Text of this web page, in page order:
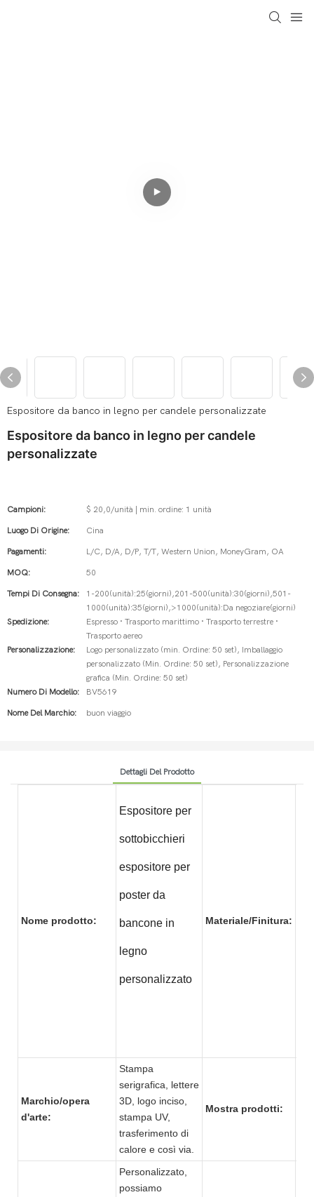
Espositore da banco in legno per candele personalizzate
Espositore da banco in legno per candele
personalizzate
Campioni: $ 20,0/unità | min. ordine: 1 unità
Luogo Di Origine: Cina
Pagamenti: L/C, D/A, D/P, T/T, Western Union, MoneyGram, OA
MOQ: 50
Tempi Di Consegna:
1-200(unità):25(giorni),201-500(unità):30(giorni),501-
1000(unità):35(giorni),>1000(unità):Da negoziare(giorni)
Spedizione:
Espresso · Trasporto marittimo · Trasporto terrestre ·
Trasporto aereo
Personalizzazione:
Logo personalizzato (min. Ordine: 50 set), Imballaggio
personalizzato (Min. Ordine: 50 set), Personalizzazione
grafica (Min. Ordine: 50 set)
Numero Di Modello:
BV5619
Nome Del Marchio: buon viaggio
Dettagli Del Prodotto
Nome prodotto:
Espositore per
sottobicchieri
espositore per
poster da
bancone in
legno
personalizzato
Materiale/Finitura:
Marchio/opera
d'arte:
Stampa
serigrafica, lettere
3D, logo inciso,
stampa UV,
trasferimento di
calore e così via.
Mostra prodotti:
Personalizzato,
possiamo